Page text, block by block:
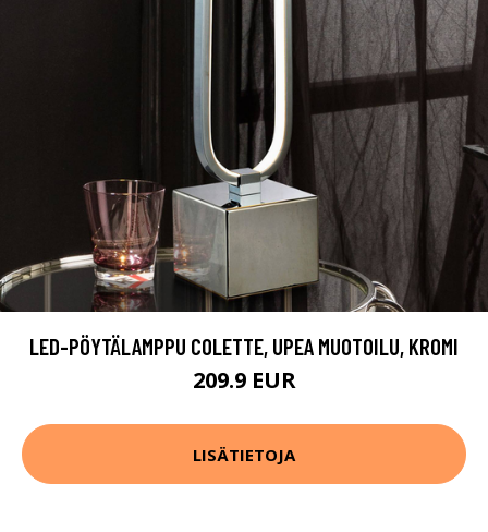
LED-PÖYTÄLAMPPU COLETTE, UPEA MUOTOILU, KROMI
209.9 EUR
LISÄTIETOJA